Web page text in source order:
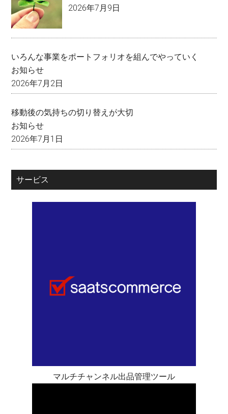
2026年7月9日
いろんな事業をポートフォリオを組んでやっていく
お知らせ
2026年7月2日
移動後の気持ちの切り替えが大切
お知らせ
2026年7月1日
サービス
マルチチャンネル出品管理ツール